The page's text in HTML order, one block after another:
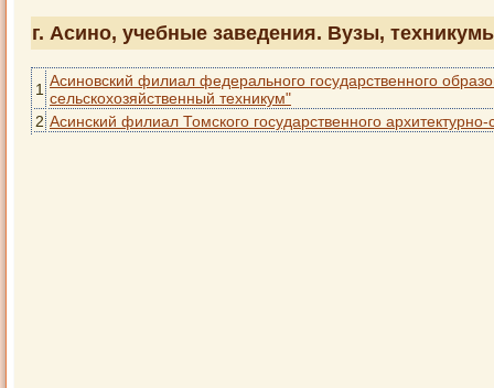
г. Асино, учебные заведения. Вузы,
1 Асиновский филиал федерального государственного
сельскохозяйственный техникум"
2 Асинский филиал Томского государственного архитектурно-